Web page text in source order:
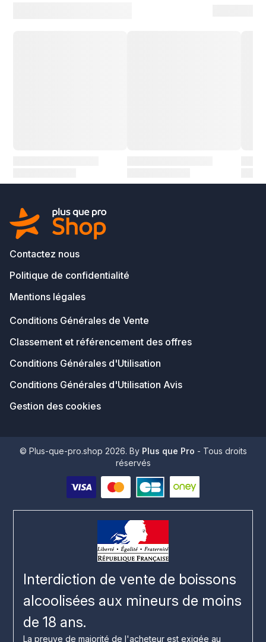
Contactez nous
Politique de confidentialité
Mentions légales
Conditions Générales de Vente
Classement et référencement des offres
Conditions Générales d'Utilisation
Conditions Générales d'Utilisation Avis
Gestion des cookies
© Plus-que-pro.shop 2026. By Plus que Pro - Tous droits
réservés
Interdiction de vente de boissons
alcoolisées aux mineurs de moins
de 18 ans.
La preuve de majorité de l'acheteur est exigée au